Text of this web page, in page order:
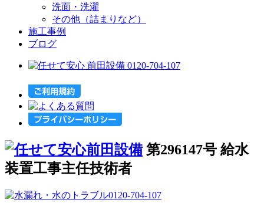
洗面・洗濯
その他（詰まりなど）
施工事例
ブログ
第296147号 給水
装置工事主任技術者